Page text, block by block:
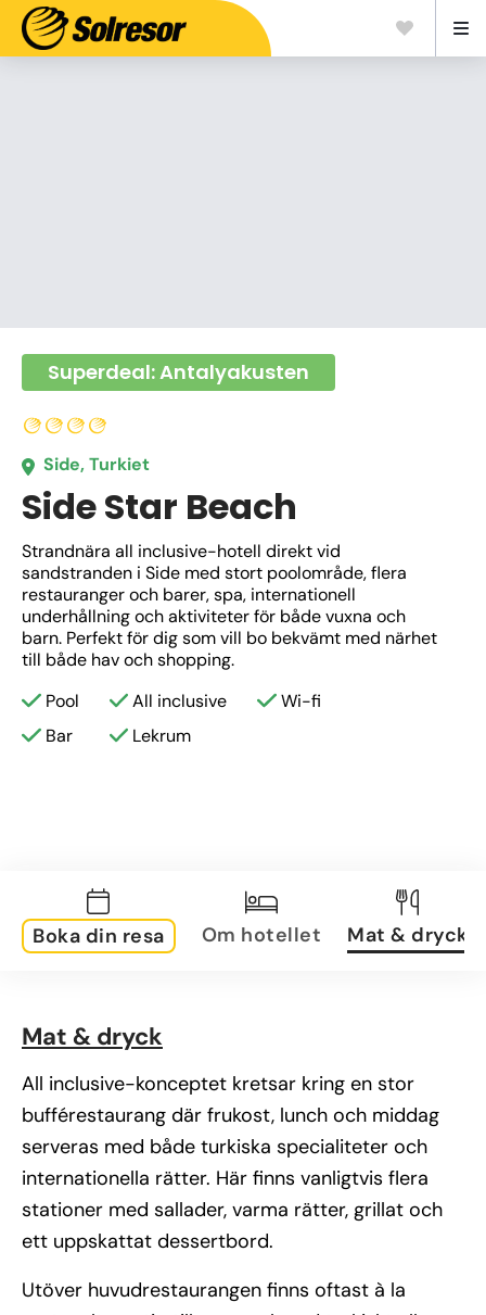
Superdeal: Antalyakusten
Side, Turkiet
Side Star Beach
Strandnära all inclusive-hotell direkt vid
sandstranden i Side med stort poolområde, flera
restauranger och barer, spa, internationell
underhållning och aktiviteter för både vuxna och
barn. Perfekt för dig som vill bo bekvämt med närhet
till både hav och shopping.
Pool
All inclusive
Wi-fi
Bar
Lekrum
Boka din resa Om hotellet Mat & dryck
Mat & dryck
All inclusive-konceptet kretsar kring en stor
bufférestaurang där frukost, lunch och middag
serveras med både turkiska specialiteter och
internationella rätter. Här finns vanligtvis flera
stationer med sallader, varma rätter, grillat och
ett uppskattat dessertbord.
Utöver huvudrestaurangen finns oftast à la